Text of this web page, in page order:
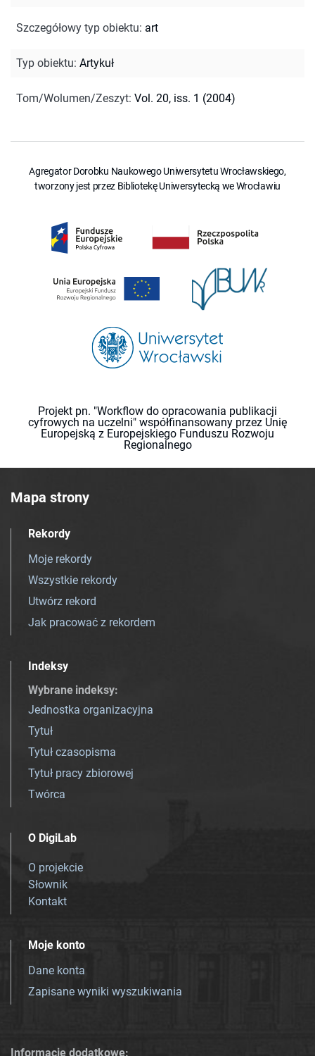
Szczegółowy typ obiektu: art
Typ obiektu: Artykuł
Tom/Wolumen/Zeszyt: Vol. 20, iss. 1 (2004)
Agregator Dorobku Naukowego Uniwersytetu Wrocławskiego,
tworzony jest przez Bibliotekę Uniwersytecką we Wrocławiu
Projekt pn. "Workflow do opracowania publikacji
cyfrowych na uczelni" współfinansowany przez Unię
Europejską z Europejskiego Funduszu Rozwoju
Regionalnego
Mapa strony
Rekordy
Moje rekordy
Wszystkie rekordy
Utwórz rekord
Jak pracować z rekordem
Indeksy
Wybrane indeksy:
Jednostka organizacyjna
Tytuł
Tytuł czasopisma
Tytuł pracy zbiorowej
Twórca
O DigiLab
O projekcie
Słownik
Kontakt
Moje konto
Dane konta
Zapisane wyniki wyszukiwania
Informacje dodatkowe: